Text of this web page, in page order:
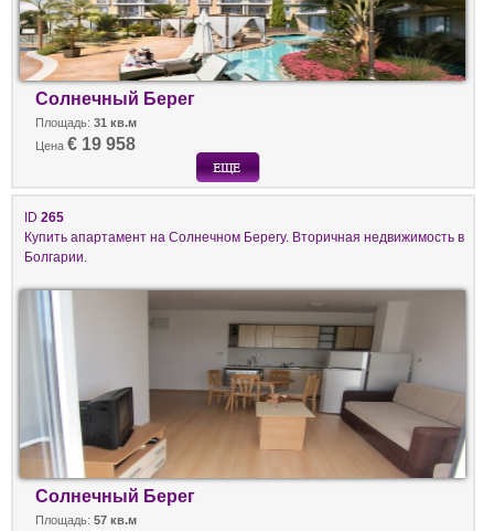
Солнечный Берег
Площадь: 31 кв.м
Цена € 19 958
ID 265
Купить апартамент на Солнечном Берегу. Вторичная недвижимость в
Болгарии.
Солнечный Берег
Площадь: 57 кв.м